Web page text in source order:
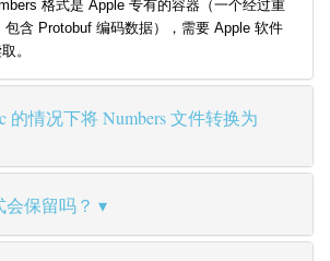
格式是 Apple 专有的容器（一个经过重
含 Protobuf 编码数据），需要 Apple 软件
。
的情况下将 Numbers 文件转换为
保留吗？